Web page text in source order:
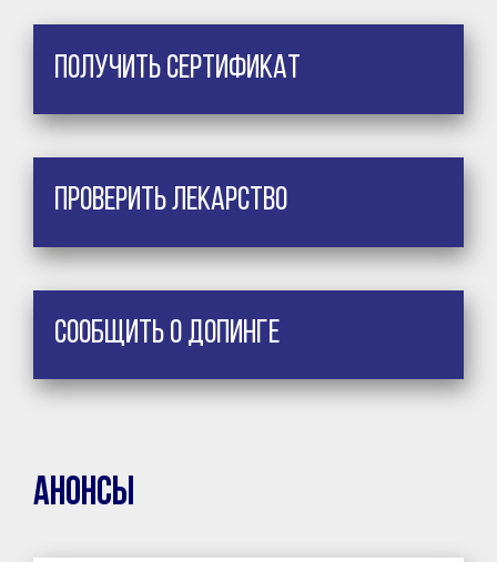
Получить сертификат
Проверить лекарство
Сообщить о допинге
Анонсы